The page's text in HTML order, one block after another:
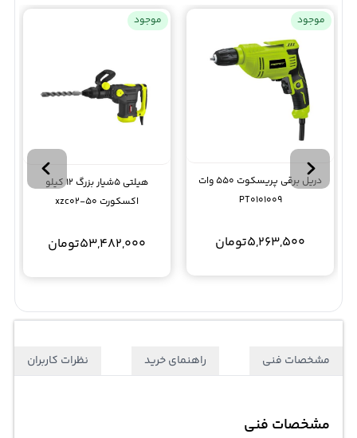
موجود
دریل برقی پریسکوت 550 وات
PT0101009
5,263,500تومان
موجود
هیلتی 5شیار بزرگ 12 کیلو
اکسکورت xzc02-50
53,482,000تومان
مشخصات فنی راهنمای خرید نظرات کاربران
مشخصات فنی